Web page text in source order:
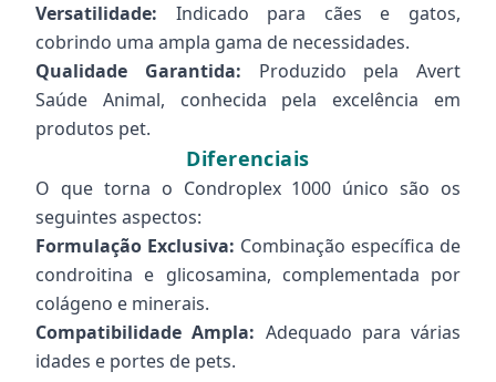
Versatilidade: Indicado para cães e gatos,
cobrindo uma ampla gama de necessidades.
Qualidade Garantida: Produzido pela Avert
Saúde Animal, conhecida pela excelência em
produtos pet.
Diferenciais
O que torna o Condroplex 1000 único são os
seguintes aspectos:
Formulação Exclusiva: Combinação específica de
condroitina e glicosamina, complementada por
colágeno e minerais.
Compatibilidade Ampla: Adequado para várias
idades e portes de pets.